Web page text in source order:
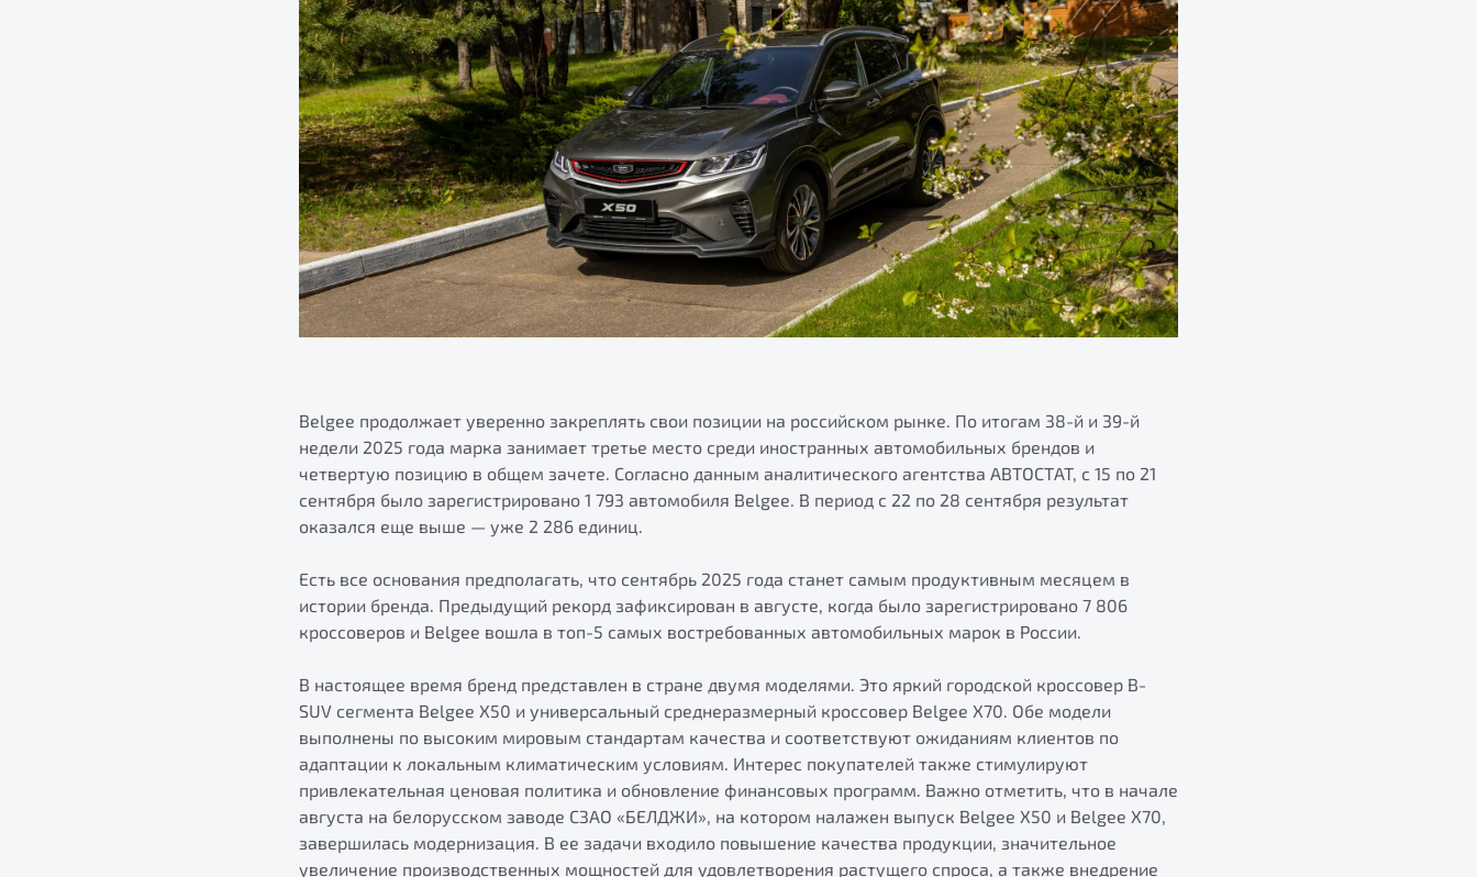
Belgee продолжает уверенно закреплять свои позиции на российском рынке. По итогам 38-й и 39-й
недели 2025 года марка занимает третье место среди иностранных автомобильных брендов и
четвертую позицию в общем зачете. Согласно данным аналитического агентства АВТОСТАТ, с 15 по 21
сентября было зарегистрировано 1 793 автомобиля Belgee. В период с 22 по 28 сентября результат
оказался еще выше — уже 2 286 единиц.
Есть все основания предполагать, что сентябрь 2025 года станет самым продуктивным месяцем в
истории бренда. Предыдущий рекорд зафиксирован в августе, когда было зарегистрировано 7 806
кроссоверов и Belgee вошла в топ-5 самых востребованных автомобильных марок в России.
В настоящее время бренд представлен в стране двумя моделями. Это яркий городской кроссовер B-
SUV сегмента Belgee X50 и универсальный среднеразмерный кроссовер Belgee X70. Обе модели
выполнены по высоким мировым стандартам качества и соответствуют ожиданиям клиентов по
адаптации к локальным климатическим условиям. Интерес покупателей также стимулируют
привлекательная ценовая политика и обновление финансовых программ. Важно отметить, что в начале
августа на белорусском заводе СЗАО «БЕЛДЖИ», на котором налажен выпуск Belgee X50 и Belgee X70,
завершилась модернизация. В ее задачи входило повышение качества продукции, значительное
увеличение производственных мощностей для удовлетворения растущего спроса, а также внедрение